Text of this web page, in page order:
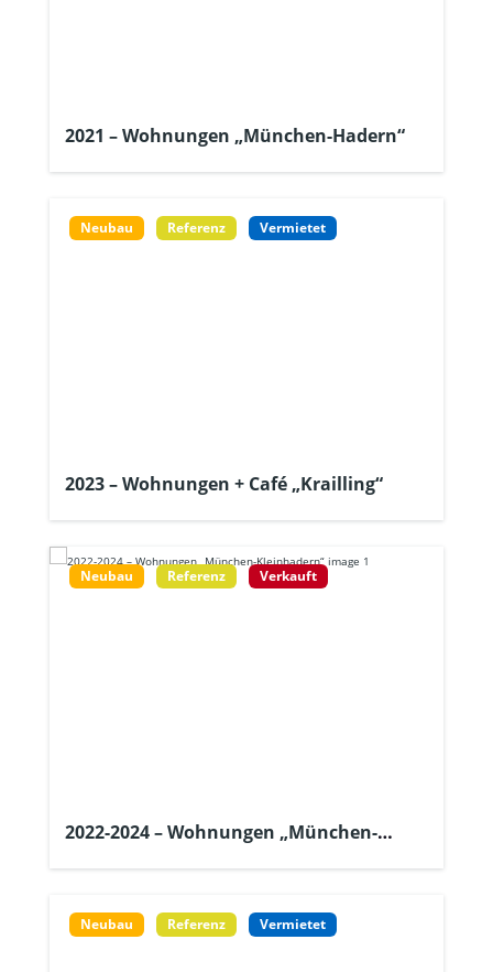
2021 – Wohnungen „München-Hadern“
Neubau Referenz Vermietet
2023 – Wohnungen + Café „Krailling“
Neubau Referenz Verkauft
2022-2024 – Wohnungen „München-
Neubau Referenz Vermietet